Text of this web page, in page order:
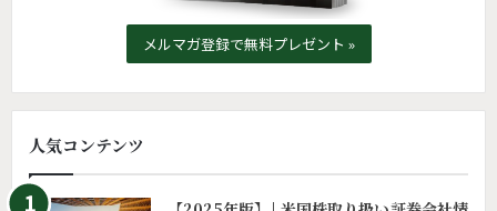
メルマガ登録で無料プレゼント »
人気コンテンツ